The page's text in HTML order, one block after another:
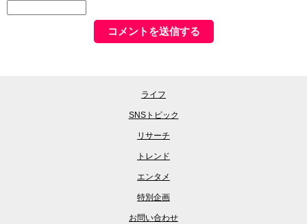
ライフ
SNSトピック
リサーチ
トレンド
エンタメ
特別企画
お問い合わせ